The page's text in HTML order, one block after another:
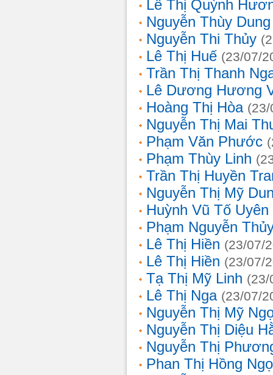
Lê Thị Quỳnh
Nguyễn Thùy Dung
Nguyễn Thi Thủy
Lê Thị Huế (23/07/
Trần Thị Thanh
Lê Dương Hương
Hoàng Thị Hòa
Nguyễn Thị Mai
Phạm Văn Phước
Phạm Thùy Linh
Trần Thị Huyền
Nguyễn Thị Mỹ
Huỳnh Vũ Tố Uyên
Phạm Nguyễn
Lê Thị Hiền (23/07/
Lê Thị Hiền (23/07/
Tạ Thị Mỹ Linh (23/
Lê Thị Nga (23/07/
Nguyễn Thị Mỹ
Nguyễn Thị Diệu
Nguyễn Thị
Phan Thị Hồng